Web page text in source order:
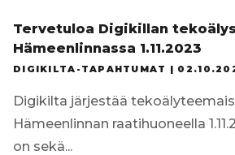
Tervetuloa Digikillan
Hämeenlinnassa 1.11.2023
DIGIKILTA-TAPAHTUMAT |
Digikilta järjestää
Hämeenlinnan raatihuoneella
on sekä...